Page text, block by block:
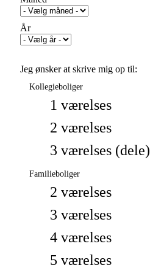
År
Jeg ønsker at skrive mig op til:
Kollegieboliger
1 værelses
2 værelses
3 værelses (dele)
Familieboliger
2 værelses
3 værelses
4 værelses
5 værelses